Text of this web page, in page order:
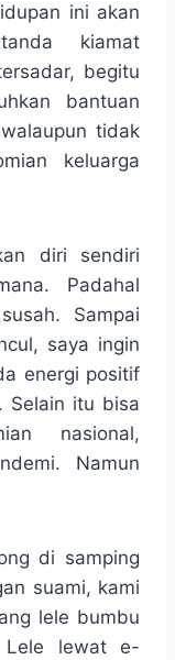
ini akan
kiamat
begitu
bantuan
tidak
keluarga
diri sendiri
Padahal
Sampai
saya ingin
energi positif
Selain itu bisa
nasional,
Namun
di samping
suami, kami
lele bumbu
Lele lewat e-